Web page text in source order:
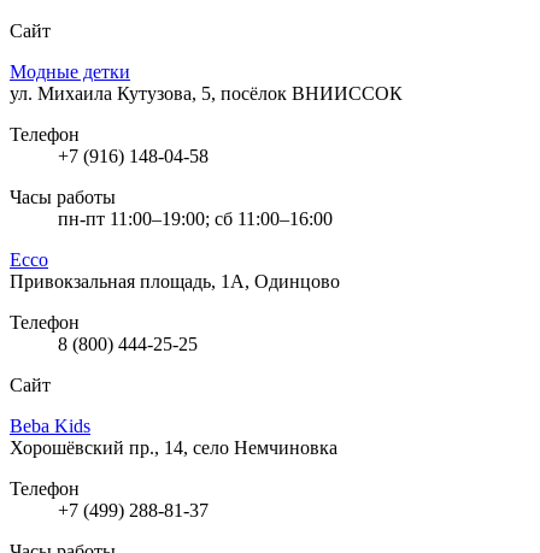
Сайт
Модные детки
ул. Михаила Кутузова, 5, посёлок ВНИИССОК
Телефон
+7 (916) 148-04-58
Часы работы
пн-пт 11:00–19:00; сб 11:00–16:00
Ecco
Привокзальная площадь, 1А, Одинцово
Телефон
8 (800) 444-25-25
Сайт
Beba Kids
Хорошёвский пр., 14, село Немчиновка
Телефон
+7 (499) 288-81-37